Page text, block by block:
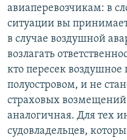
авиаперевозчикам: в
ситуации вы
в случае воздушной
возлагать
кто пересек воздушное
полуостровом, и не
страховых
аналогичная. Для тех
судовладельцев,